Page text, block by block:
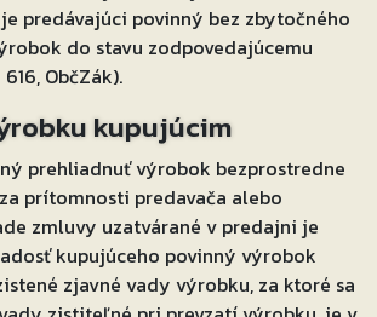
predávajúci povinný bez zbytočného
do stavu zodpovedajúcemu
ObčZák).
kupujúcim
prehliadnuť výrobok bezprostredne
prítomnosti predavača alebo
zmluvy uzatvárané v predajni je
kupujúceho povinný výrobok
zjavné vady výrobku, za ktoré sa